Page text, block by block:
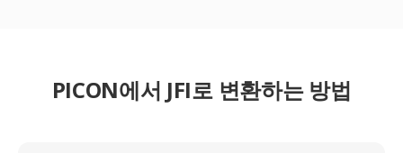
PICON에서 JFI로 변환하는 방법